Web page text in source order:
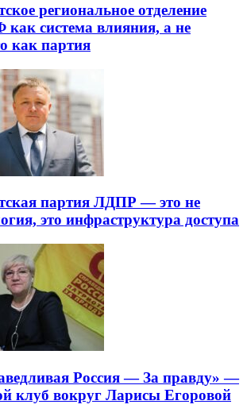
региональное отделение
система влияния, а не
как партия
партия ЛДПР — это не
это инфраструктура доступа
Россия — За правду» —
клуб вокруг Ларисы Егоровой